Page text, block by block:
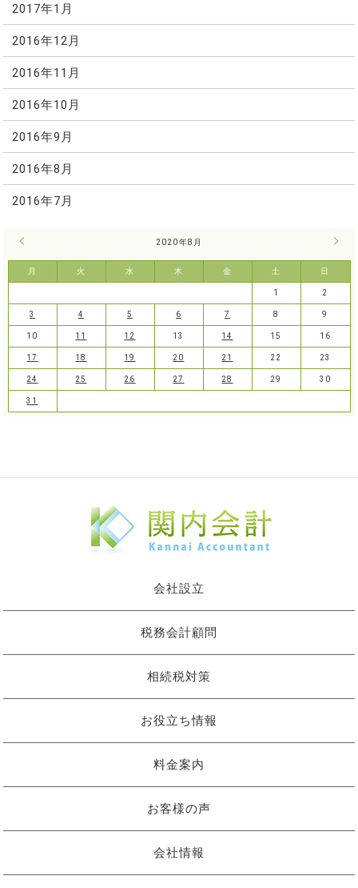
2017年1月
2016年12月
2016年11月
2016年10月
2016年9月
2016年8月
2016年7月
2020年8月
月 火 水 木 金 土 日
9月
1 2
3 4 5 6 7 8 9
10 11 12 13 14 15 16
17 18 19 20 21 22 23
24 25 26 27 28 29 30
31
会社設立
税務会計顧問
相続税対策
お役立ち情報
料金案内
お客様の声
会社情報